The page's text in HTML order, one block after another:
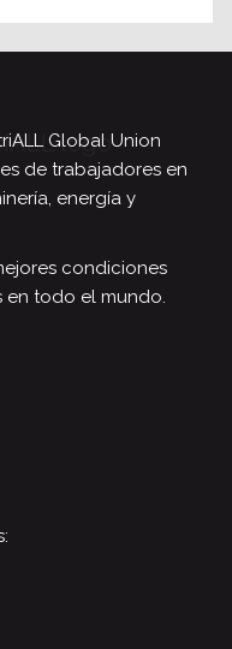
Global Union
de trabajadores en
energía y
condiciones
en todo el mundo.